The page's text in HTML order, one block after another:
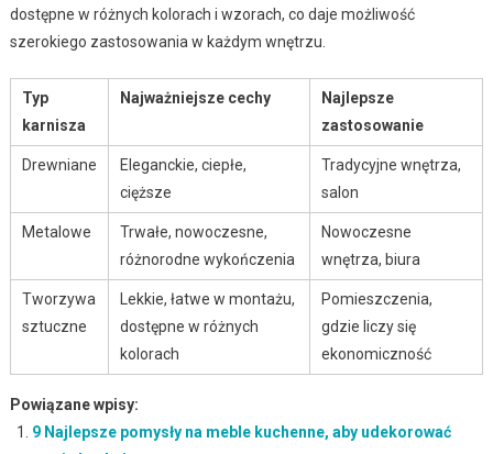
dostępne w różnych kolorach i wzorach, co daje możliwość
szerokiego zastosowania w każdym wnętrzu.
Typ
karnisza
Najważniejsze cechy
Najlepsze
zastosowanie
Drewniane
Eleganckie, ciepłe,
cięższe
Tradycyjne wnętrza,
salon
Metalowe
Trwałe, nowoczesne,
różnorodne wykończenia
Nowoczesne
wnętrza, biura
Tworzywa
sztuczne
Lekkie, łatwe w montażu,
dostępne w różnych
kolorach
Pomieszczenia,
gdzie liczy się
ekonomiczność
Powiązane wpisy:
9 Najlepsze pomysły na meble kuchenne, aby udekorować